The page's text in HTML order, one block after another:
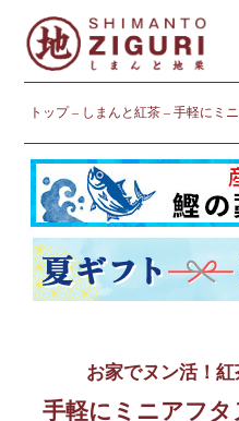
トップ しまんと紅茶 手軽にミ
お家でヌン活！
手軽にミニアフタ